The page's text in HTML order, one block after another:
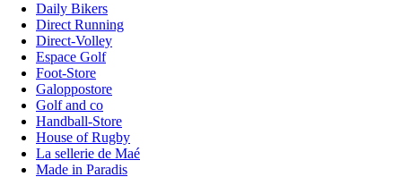
Daily Bikers
Direct Running
Direct-Volley
Espace Golf
Foot-Store
Galoppostore
Golf and co
Handball-Store
House of Rugby
La sellerie de Maé
Made in Paradis